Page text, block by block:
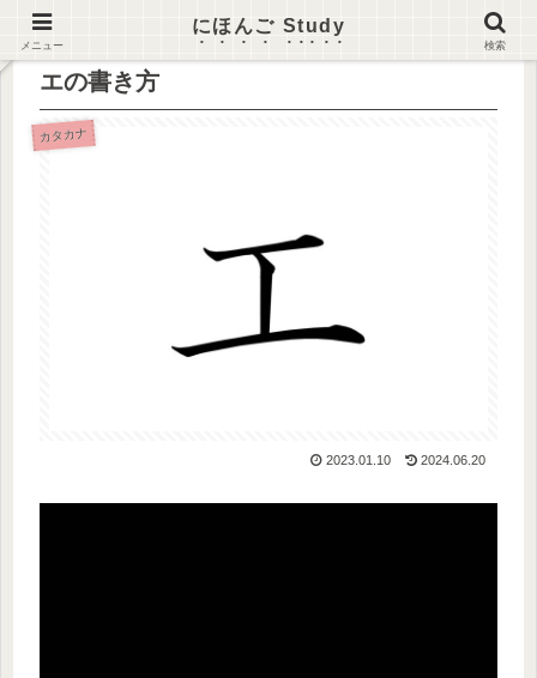
エの書き方
カタカナ
2023.01.10 2024.06.20
メニュー
にほんご Study
検索